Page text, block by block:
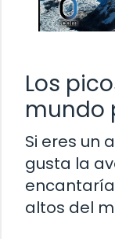
Los
mundo
Si eres un
gusta la
altos del